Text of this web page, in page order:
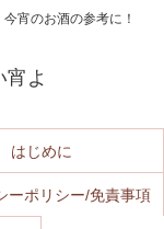
宵のお酒の参考に！
よ
はじめに
ーポリシー/免責事項